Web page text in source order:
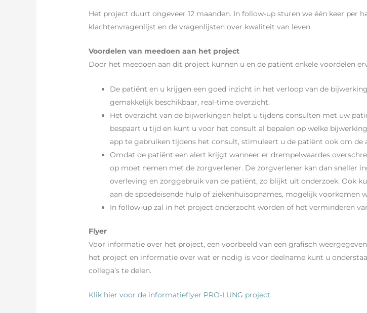
Het project duurt ongeveer 12 maanden. In follow-up sturen we één keer per
klachtenvragenlijst en de vragenlijsten over kwaliteit van leven.
Voordelen van meedoen aan het project
Door het meedoen aan dit project kunnen u en de patiënt enkele voordelen
De patiënt en u krijgen een goed inzicht in het verloop van de
gemakkelijk beschikbaar, real-time overzicht.
Het overzicht van de bijwerkingen helpt u tijdens consulten met uw
bespaart u tijd en kunt u voor het consult al bepalen op welke
app te gebruiken tijdens het consult, stimuleert u de patiënt ook om de
Omdat de patiënt een alert krijgt wanneer er drempelwaardes
op moet nemen met de zorgverlener. De zorgverlener kan dan sneller
overleving en zorggebruik van de patiënt, zo blijkt uit onderzoek. Ook
aan de spoedeisende hulp of ziekenhuisopnames, mogelijk voorkomen
In follow-up zal in het project onderzocht worden of het verminderen
Flyer
Voor informatie over het project, een voorbeeld van een grafisch
het project en informatie over wat er nodig is voor deelname kunt u
collega’s te delen.
Klik hier voor de informatieflyer PRO-LUNG project.